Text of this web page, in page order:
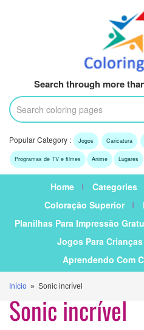
Search through more
Popular Category : Jogos Caricatura
Programas de TV e filmes Anime Lugares
Home Categories
Coloração Superior
Planilhas Para Impressão
Jogos Para Crianças
Aprendendo Com
Início » Sonic incrível
Sonic incrível